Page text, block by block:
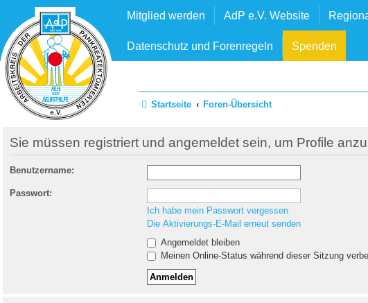
Mitglied werden AdP e.V. Website
Datenschutz und Forenregeln Spenden
Startseite Foren-Übersicht
Sie müssen registriert und angemeldet sein, um Profile
Benutzername:
Passwort:
Ich habe mein Passwort vergessen
Die Aktivierungs-E-Mail erneut senden
Angemeldet bleiben
Meinen Online-Status während dieser Sitzung